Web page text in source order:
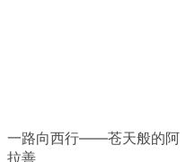
一路向西行——苍天般的阿
拉善